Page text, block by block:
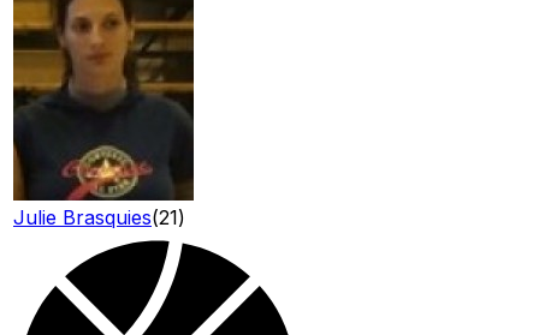
Julie Brasquies(21)